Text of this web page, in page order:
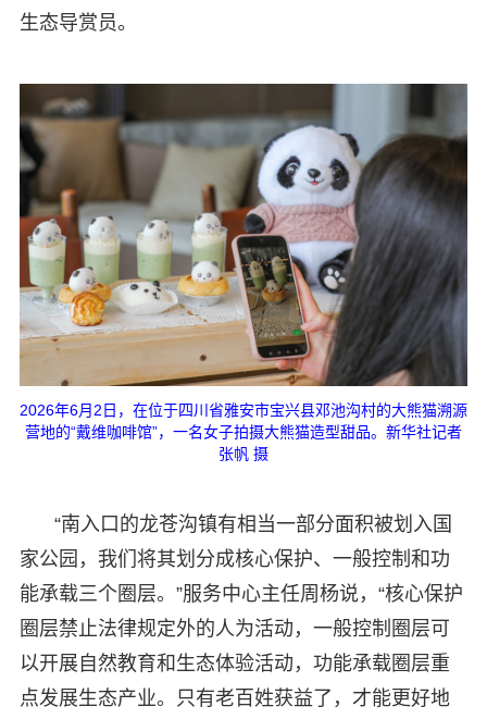
生态导赏员。
2026年6月2日，在位于四川省雅安市宝兴县邓池沟村的大熊猫溯源
营地的“戴维咖啡馆”，一名女子拍摄大熊猫造型甜品。新华社记者
张帆 摄
“南入口的龙苍沟镇有相当一部分面积被划入国
家公园，我们将其划分成核心保护、一般控制和功
能承载三个圈层。”服务中心主任周杨说，“核心保护
圈层禁止法律规定外的人为活动，一般控制圈层可
以开展自然教育和生态体验活动，功能承载圈层重
点发展生态产业。只有老百姓获益了，才能更好地